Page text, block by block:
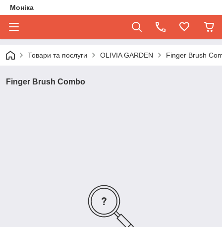
Моніка
Товари та послуги OLIVIA GARDEN Finger Brush
Finger Brush Combo